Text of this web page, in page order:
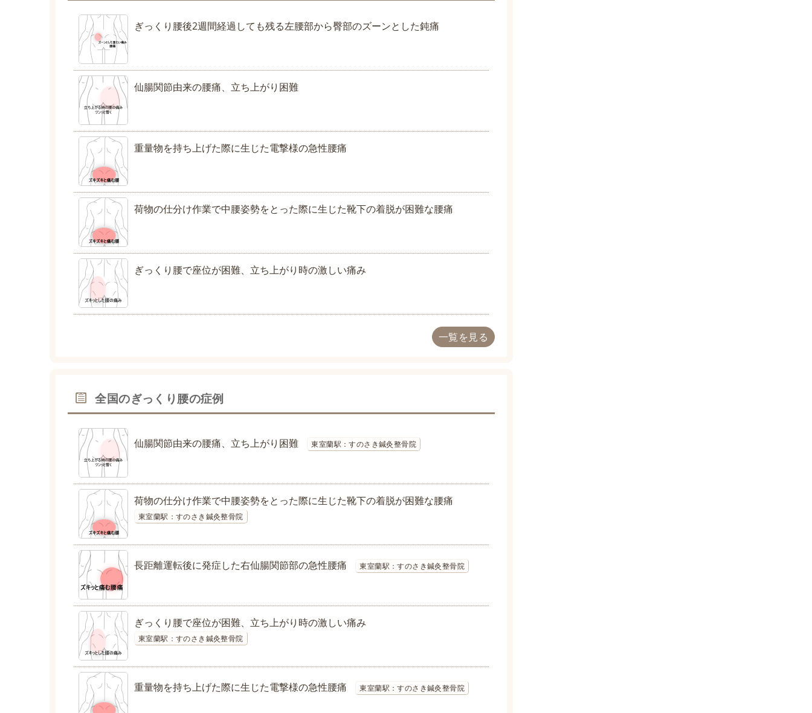
ぎっくり腰後2週間経過しても残る左腰部から臀部のズーンとした鈍痛
仙腸関節由来の腰痛、立ち上がり困難
重量物を持ち上げた際に生じた電撃様の急性腰痛
荷物の仕分け作業で中腰姿勢をとった際に生じた靴下の着脱が困難な腰痛
ぎっくり腰で座位が困難、立ち上がり時の激しい痛み
一覧を見る
全国のぎっくり腰の症例
仙腸関節由来の腰痛、立ち上がり困難 東室蘭駅：すのさき鍼灸整骨院
荷物の仕分け作業で中腰姿勢をとった際に生じた靴下の着脱が困難な腰痛
東室蘭駅：すのさき鍼灸整骨院
長距離運転後に発症した右仙腸関節部の急性腰痛 東室蘭駅：すのさき鍼灸整骨院
ぎっくり腰で座位が困難、立ち上がり時の激しい痛み
東室蘭駅：すのさき鍼灸整骨院
重量物を持ち上げた際に生じた電撃様の急性腰痛 東室蘭駅：すのさき鍼灸整骨院